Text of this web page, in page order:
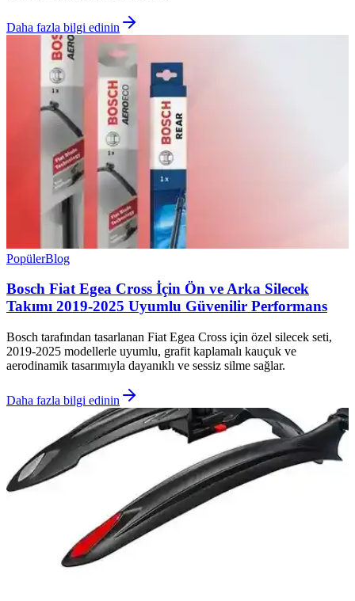
Daha fazla bilgi edinin
PopülerBlog
Bosch Fiat Egea Cross İçin Ön ve Arka Silecek
Takımı 2019-2025 Uyumlu Güvenilir Performans
Bosch tarafından tasarlanan Fiat Egea Cross için özel silecek seti,
2019-2025 modellerle uyumlu, grafit kaplamalı kauçuk ve
aerodinamik tasarımıyla dayanıklı ve sessiz silme sağlar.
Daha fazla bilgi edinin